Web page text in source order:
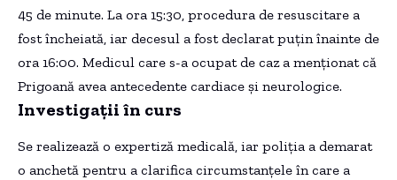
45 de minute. La ora 15:30, procedura de resuscitare a
fost încheiată, iar decesul a fost declarat puțin înainte de
ora 16:00. Medicul care s-a ocupat de caz a menționat că
Prigoană avea antecedente cardiace și neurologice.
Investigații în curs
Se realizează o expertiză medicală, iar poliția a demarat
o anchetă pentru a clarifica circumstanțele în care a